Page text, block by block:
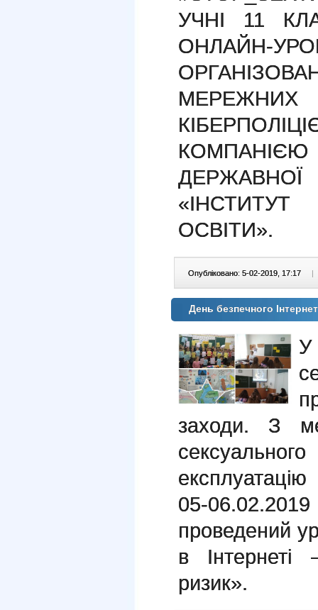
УЧНІ 11
ОНЛАЙН-
«ІНСТИТУТ
ОСВІТИ».
Опубліковано: 5-02-2019, 17:17 |
День безпечного
заходи. З
05-06.02.2019
проведений
в
ризик».